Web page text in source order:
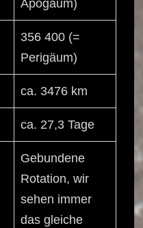
Apogäum)
356 400 (=
Perigäum)
ca. 3476 km
ca. 27,3 Tage
Gebundene
Rotation, wir
sehen immer
das gleiche